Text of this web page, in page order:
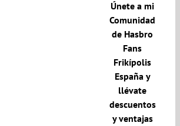
Únete a mi
Comunidad
de Hasbro
Fans
Frikípolis
España y
llévate
descuentos
y ventajas